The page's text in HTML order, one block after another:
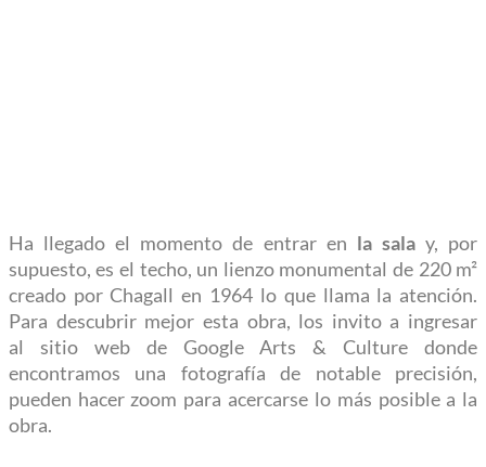
Ha llegado el momento de entrar en la salay, por
supuesto, es el techo, un lienzo monumental de 220 m²
creado por Chagall en 1964 lo que llama la atención.
Para descubrir mejor esta obra, los invito a ingresar
al sitio web de Google Arts & Culture donde
encontramos una fotografía de notable precisión,
pueden hacer zoom para acercarse lo más posible a la
obra.